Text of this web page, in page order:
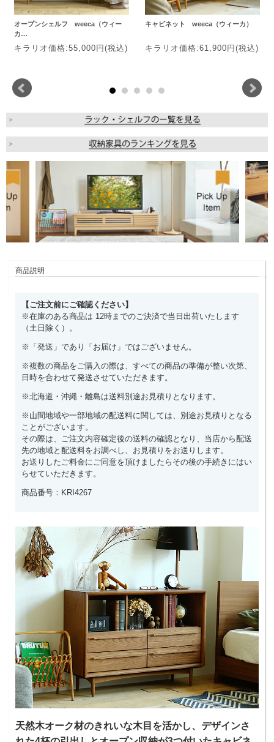
オープンシェルフ weeca（ウィー
カ…
キラリオ価格:55,000円(税込)
キャビネット weeca（ウィーカ）
キラリオ価格:61,900円(税込)
商品説明
【ご注文前にご確認ください】
※在庫のある商品は 12時までのご決済で当日出荷いたします
（土日除く）。
※「発送」であり「お届け」ではございません。
※複数の商品をご購入の際は、すべての商品の準備が整い次第、
日時を合わせて発送させていただきます。
※北海道・沖縄・離島は送料別途お見積りとなります。
※山間地域や一部地域の配送料に関しては、別途お見積りとなる
ことがございます。
その際は、ご注文内容確定後の送料の確認となり、当店から配送
先の地域と配送料をお調べし、お見積りをお送りします。
お送りしたご料金にご同意を頂けましたらその後の手続きにはい
らせていただきます。
商品番号：KRI4267
天然木オーク材のきれいな木目を活かし、デザインさ